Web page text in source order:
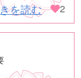
を読む 2